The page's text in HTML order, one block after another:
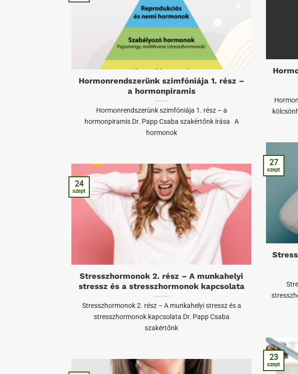
Hormonrendszerünk szimfóniája 1. rész –
a hormonpiramis
Hormonrendszerünk szimfóniája 1. rész – a
hormonpiramis Dr. Papp Csaba szakértőnk írása A
hormonok
27
szept
Stresszhormonok 2. rész – A munkahelyi
stressz és a stresszhormonok kapcsolata
Stresszhormonok 2. rész – A munkahelyi stressz és a
stresszhormonok kapcsolata Dr. Papp Csaba
szakértőnk
24
szept
23
szept